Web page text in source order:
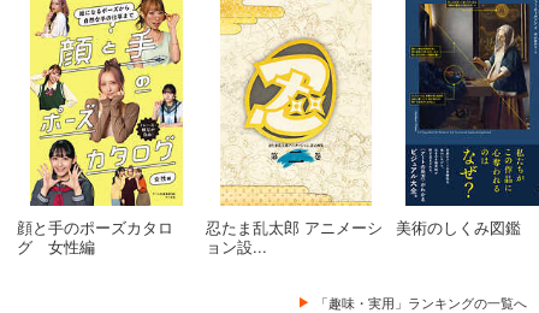
顔と手のポーズカタロ
グ 女性編
忍たま乱太郎 アニメーシ
ョン設...
美術のしくみ図鑑
「趣味・実用」ランキングの一覧へ